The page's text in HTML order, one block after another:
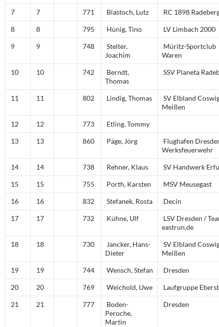
7 7 771 Biastoch, Lutz RC 1898
8 8 795 Hünig, Tino LV Limbach 2000
9 9 748
Stelter,
Joachim
Müritz-Sportclub
Waren
10 10 742
Berndt,
Thomas
SSV Planeta
11 11 802 Lindig, Thomas
SV Elbland
Meißen
12 12 773 Etling, Tommy
13 13 860 Päge, Jörg
Flughafen
Werksfeuerwehr
14 14 738 Rehner, Klaus SV Handwerk
15 15 755 Porth, Karsten MSV Meusegast
16 16 832 Stefanek, Rosta Decin
17 17 732 Kühne, Ulf
LSV Dresden /
eastrun.de
18 18 730
Jancker, Hans-
Dieter
SV Elbland
Meißen
19 19 744 Wensch, Stefan Dresden
20 20 769 Weichold, Uwe Laufgruppe
21 21 777
Boden-
Peroche,
Martin
Dresden